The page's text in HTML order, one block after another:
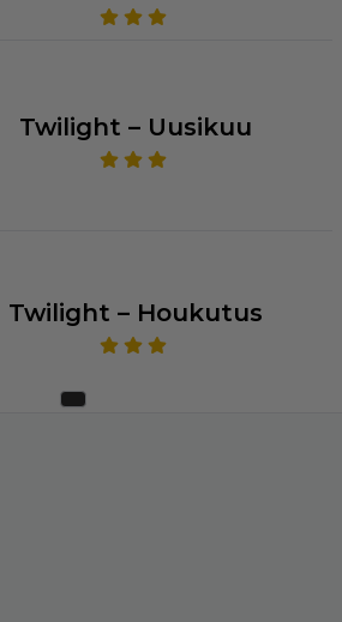
Twilight – Uusikuu
Twilight – Houkutus